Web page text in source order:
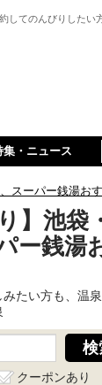
してのんびりしたい
集・ニュース
スーパー銭湯お
】池袋
ー銭湯
たい方も、温
クーポンあり